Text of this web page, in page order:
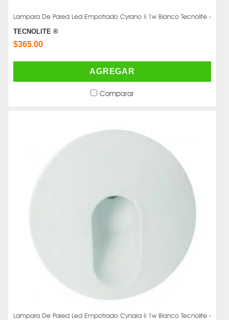
Lampara De Pared Led Empotrado Cyrano Ii 1w Blanco Tecnolite -
TECNOLITE ®
$365.00
AGREGAR
Comparar
Lampara De Pared Led Empotrado Cynara Ii 1w Blanco Tecnolite -